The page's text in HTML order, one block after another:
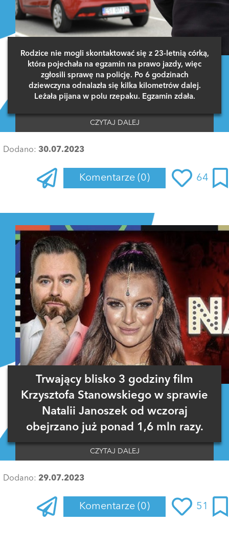
Rodzice nie mogli skontaktować się z 23-letnią córką,
która pojechała na egzamin na prawo jazdy, więc
zgłosili sprawę na policję. Po 6 godzinach
dziewczyna odnalazła się kilka kilometrów dalej.
Leżała pijana w polu rzepaku. Egzamin zdała.
CZYTAJ DALEJ
Dodano: 30.07.2023
Komentarze (0) 64
Trwający blisko 3 godziny film
Krzysztofa Stanowskiego w sprawie
Natalii Janoszek od wczoraj
obejrzano już ponad 1,6 mln razy.
CZYTAJ DALEJ
Dodano: 29.07.2023
Komentarze (0) 51